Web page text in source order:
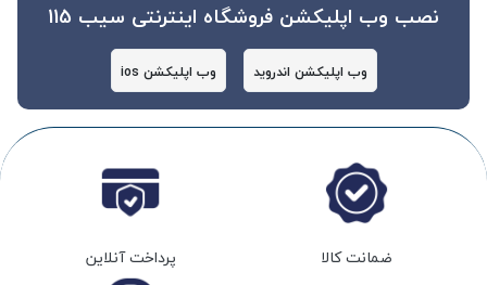
نصب وب اپلیکشن فروشگاه اینترنتی سیب 115
وب اپلیکشن اندروید وب اپلیکشن ios
ضمانت کالا پرداخت آنلاین